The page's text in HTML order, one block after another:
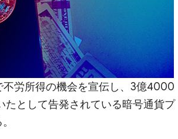
不労所得の機会を宣伝し、3億4000
として告発されている暗号通貨プ